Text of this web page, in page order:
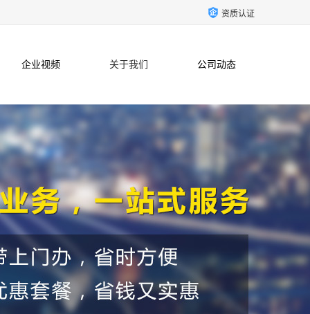
资质认证
企业视频 关于我们 公司动态
联系方式